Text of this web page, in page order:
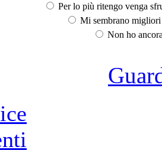
Per lo più ritengo venga
Mi sembrano
Non ho